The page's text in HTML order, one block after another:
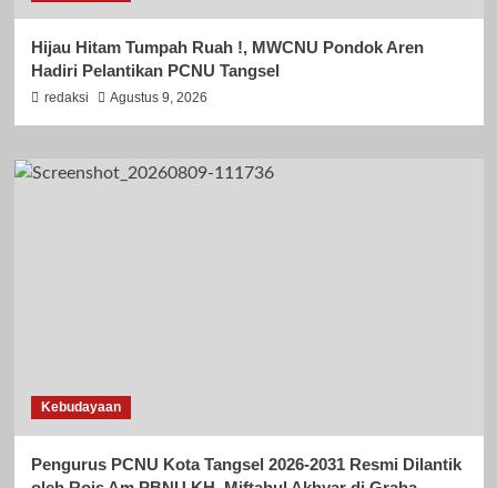
Hijau Hitam Tumpah Ruah !, MWCNU Pondok Aren
Hadiri Pelantikan PCNU Tangsel
redaksi Agustus 9, 2026
Kebudayaan
Pengurus PCNU Kota Tangsel 2026-2031 Resmi Dilantik